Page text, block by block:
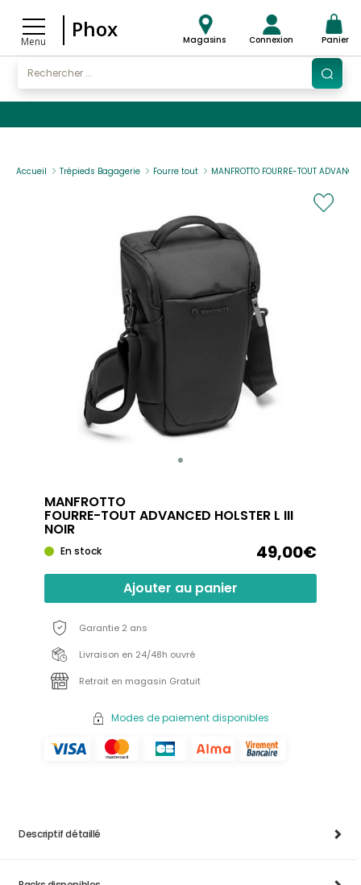
Menu
Phox Magasins Connexion Panier
Accueil Trépieds Bagagerie Fourre tout MANFROTTO FOURRE-TOUT
MANFROTTO
FOURRE-TOUT ADVANCED HOLSTER L III
NOIR
En stock 49,00€
Ajouter au panier
Garantie 2 ans
Livraison en 24/48h ouvré
Retrait en magasin Gratuit
Modes de paiement disponibles
Descriptif détaillé